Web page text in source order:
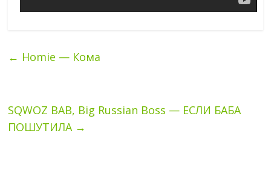
← Homie — Кома
SQWOZ BAB, Big Russian Boss — ЕСЛИ БАБА
ПОШУТИЛА →